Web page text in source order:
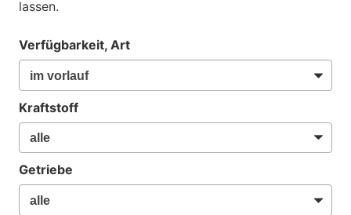
lassen.
Verfügbarkeit, Art
Kraftstoff
Getriebe